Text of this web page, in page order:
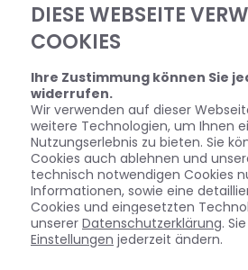
DIESE WEBSEITE
COOKIES
Ihre Zustimmung können Sie
widerrufen.
Wir verwenden auf dieser
weitere Technologien, um Ihnen
Nutzungserlebnis zu bieten. Sie
Cookies auch ablehnen und
technisch notwendigen Cookies
Informationen, sowie eine
Cookies und eingesetzten
unserer Datenschutzerklärung.
Einstellungen jederzeit ändern.